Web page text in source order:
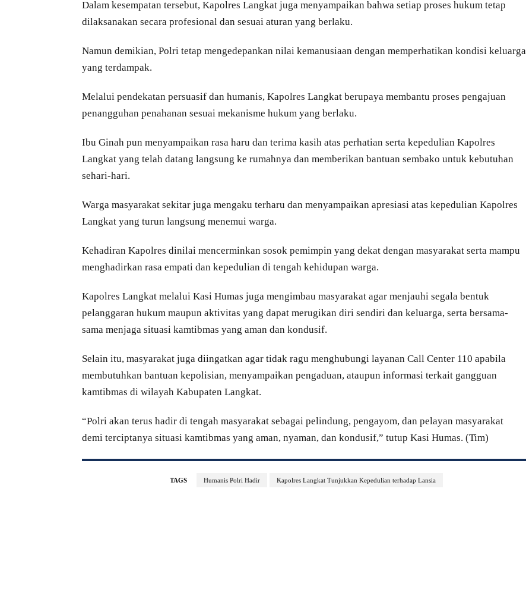
Dalam kesempatan tersebut, Kapolres Langkat juga menyampaikan bahwa setiap proses hukum tetap
dilaksanakan secara profesional dan sesuai aturan yang berlaku.
Namun demikian, Polri tetap mengedepankan nilai kemanusiaan dengan memperhatikan kondisi keluarga
yang terdampak.
Melalui pendekatan persuasif dan humanis, Kapolres Langkat berupaya membantu proses pengajuan
penangguhan penahanan sesuai mekanisme hukum yang berlaku.
Ibu Ginah pun menyampaikan rasa haru dan terima kasih atas perhatian serta kepedulian Kapolres
Langkat yang telah datang langsung ke rumahnya dan memberikan bantuan sembako untuk kebutuhan
sehari-hari.
Warga masyarakat sekitar juga mengaku terharu dan menyampaikan apresiasi atas kepedulian Kapolres
Langkat yang turun langsung menemui warga.
Kehadiran Kapolres dinilai mencerminkan sosok pemimpin yang dekat dengan masyarakat serta mampu
menghadirkan rasa empati dan kepedulian di tengah kehidupan warga.
Kapolres Langkat melalui Kasi Humas juga mengimbau masyarakat agar menjauhi segala bentuk
pelanggaran hukum maupun aktivitas yang dapat merugikan diri sendiri dan keluarga, serta bersama-
sama menjaga situasi kamtibmas yang aman dan kondusif.
Selain itu, masyarakat juga diingatkan agar tidak ragu menghubungi layanan Call Center 110 apabila
membutuhkan bantuan kepolisian, menyampaikan pengaduan, ataupun informasi terkait gangguan
kamtibmas di wilayah Kabupaten Langkat.
“Polri akan terus hadir di tengah masyarakat sebagai pelindung, pengayom, dan pelayan masyarakat
demi terciptanya situasi kamtibmas yang aman, nyaman, dan kondusif,” tutup Kasi Humas. (Tim)
TAGS Humanis Polri Hadir Kapolres Langkat Tunjukkan Kepedulian terhadap Lansia